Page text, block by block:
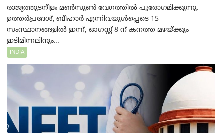
രാജ്യത്തുടനീളം മൺസൂൺ വേഗത്തിൽ പുരോഗമിക്കുന്നു.
ഉത്തർപ്രദേശ്, ബീഹാർ എന്നിവയുൾപ്പെടെ 15
സംസ്ഥാനങ്ങളിൽ ഇന്ന്, ഓഗസ്റ്റ് 8 ന് കനത്ത മഴയ്ക്കും
ഇടിമിന്നലിനും...
INDIA